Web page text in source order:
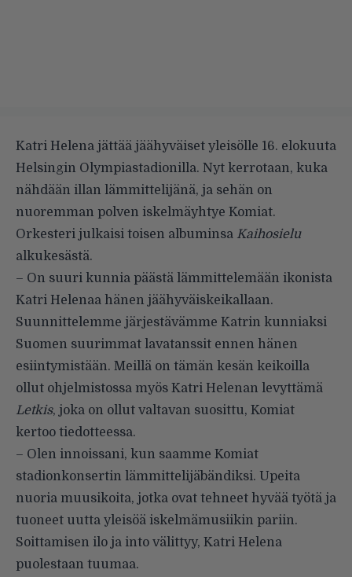
Katri Helena jättää jäähyväiset yleisölle 16. elokuuta
Helsingin Olympiastadionilla. Nyt kerrotaan, kuka
nähdään illan lämmittelijänä, ja sehän on
nuoremman polven iskelmäyhtye Komiat.
Orkesteri julkaisi toisen albuminsa Kaihosielu
alkukesästä.
– On suuri kunnia päästä lämmittelemään ikonista
Katri Helenaa hänen jäähyväiskeikallaan.
Suunnittelemme järjestävämme Katrin kunniaksi
Suomen suurimmat lavatanssit ennen hänen
esiintymistään. Meillä on tämän kesän keikoilla
ollut ohjelmistossa myös Katri Helenan levyttämä
Letkis, joka on ollut valtavan suosittu, Komiat
kertoo tiedotteessa.
– Olen innoissani, kun saamme Komiat
stadionkonsertin lämmittelijäbändiksi. Upeita
nuoria muusikoita, jotka ovat tehneet hyvää työtä ja
tuoneet uutta yleisöä iskelmämusiikin pariin.
Soittamisen ilo ja into välittyy, Katri Helena
puolestaan tuumaa.